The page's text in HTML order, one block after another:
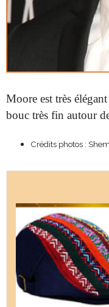
Moore est très
bouc très fin autour
Crédits photos :